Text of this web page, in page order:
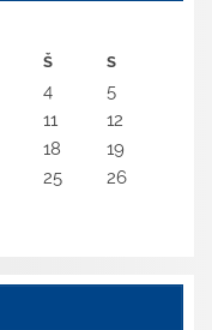
Š S
4
5
11
12
18
19
25
26